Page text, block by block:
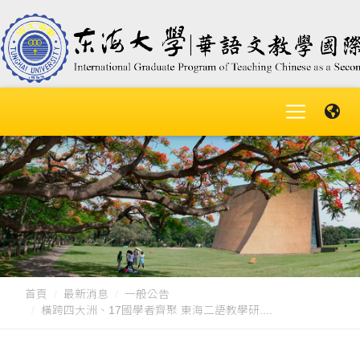
首頁 最新消息
一般公告
橫跨四大洲、17國學者齊聚 東海二語教學研....